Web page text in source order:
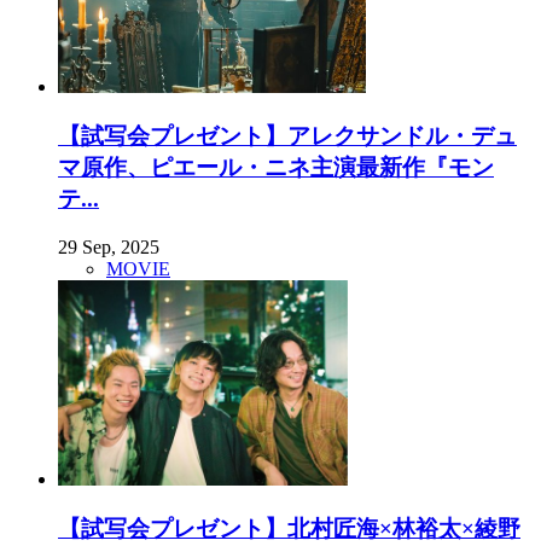
【試写会プレゼント】アレクサンドル・デュ
マ原作、ピエール・ニネ主演最新作『モン
テ...
29 Sep, 2025
MOVIE
【試写会プレゼント】北村匠海×林裕太×綾野